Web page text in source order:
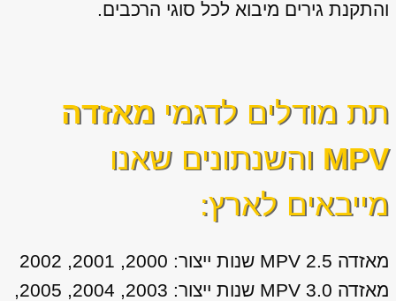
והתקנת גירים מיבוא לכל סוגי הרכבים.
תת מודלים לדגמי מאזדה
MPV והשנתונים שאנו
מייבאים לארץ:
מאזדה MPV 2.5 שנות ייצור: 2000, 2001, 2002
מאזדה MPV 3.0 שנות ייצור: 2003, 2004, 2005,